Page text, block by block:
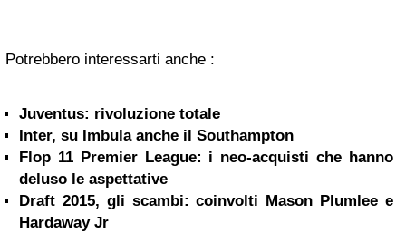
Potrebbero interessarti anche :
Juventus: rivoluzione totale
Inter, su Imbula anche il Southampton
Flop 11 Premier League: i neo-acquisti che hanno
deluso le aspettative
Draft 2015, gli scambi: coinvolti Mason Plumlee e
Hardaway Jr